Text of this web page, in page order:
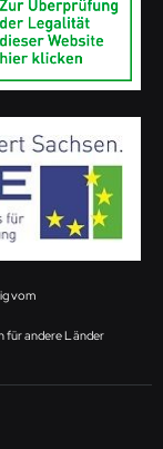
vom
für andere Länder